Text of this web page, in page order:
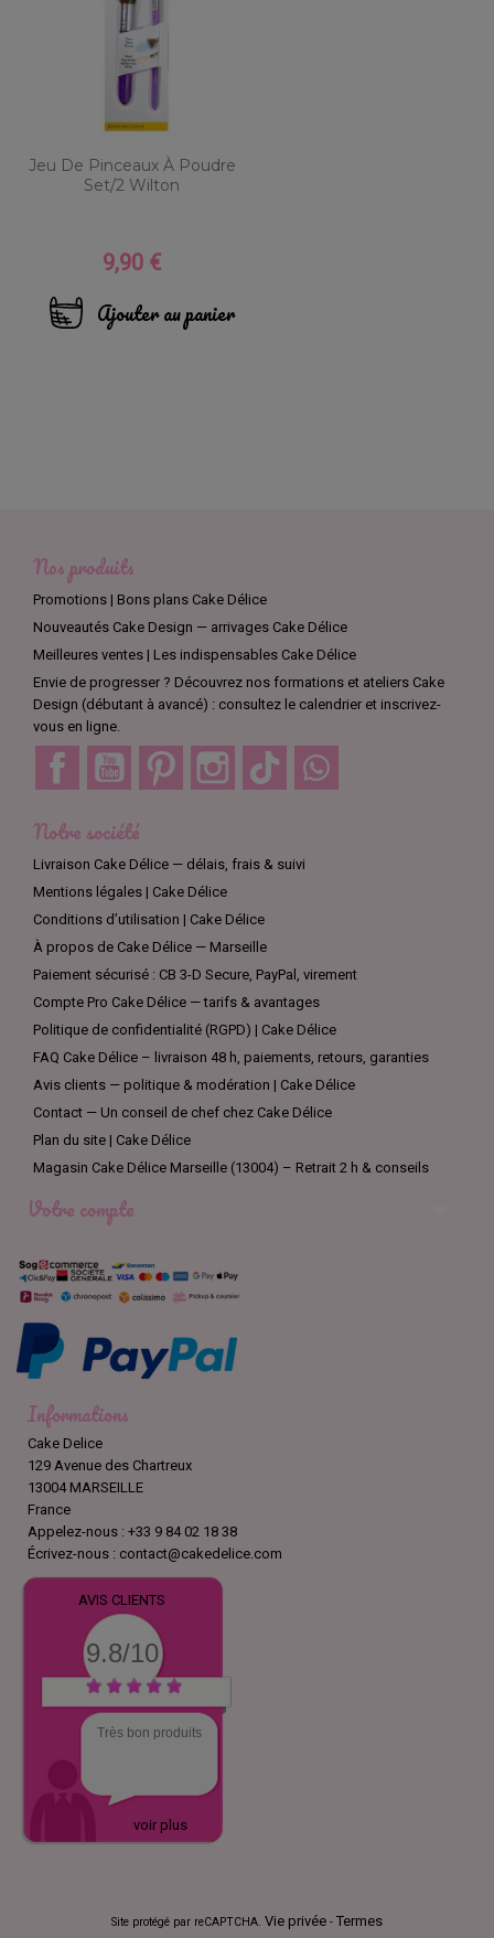
Jeu De Pinceaux À Poudre
Set/2 Wilton
Prix
9,90 €
Ajouter au panier
Nos produits
Promotions | Bons plans Cake Délice
Nouveautés Cake Design — arrivages Cake Délice
Meilleures ventes | Les indispensables Cake Délice
Envie de progresser ? Découvrez nos formations et ateliers Cake
Design (débutant à avancé) : consultez le calendrier et inscrivez-
vous en ligne.
Facebook YouTube Pinterest Instagram TikTok
Notre société
Livraison Cake Délice — délais, frais & suivi
Mentions légales | Cake Délice
Conditions d’utilisation | Cake Délice
À propos de Cake Délice — Marseille
Paiement sécurisé : CB 3-D Secure, PayPal, virement
Compte Pro Cake Délice — tarifs & avantages
Politique de confidentialité (RGPD) | Cake Délice
FAQ Cake Délice – livraison 48 h, paiements, retours, garanties
Avis clients — politique & modération | Cake Délice
Contact — Un conseil de chef chez Cake Délice
Plan du site | Cake Délice
Magasin Cake Délice Marseille (13004) – Retrait 2 h & conseils
Votre compte
Informations
Cake Delice
129 Avenue des Chartreux
13004 MARSEILLE
France
Appelez-nous : +33 9 84 02 18 38
Écrivez-nous : contact@cakedelice.com
AVIS CLIENTS
9.8/10
Très bon produits
voir plus
Site protégé par reCAPTCHA. Vie privée - Termes